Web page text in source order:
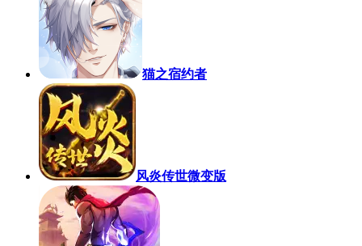
猫之宿约者
风炎传世微变版